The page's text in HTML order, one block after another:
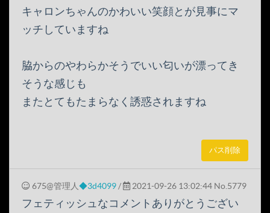
キャロンちゃんのかわいい笑顔とが見事にマ
ッチしていますね
脇からのやわらかそうでいい匂いが漂ってき
そうな感じも
またとてもたまらなく誘惑されますね
パス削除
675@管理人◆3d4099 / 2021-09-26 13:02:44 No.5779
フェティッシュなコメントありがとうござい